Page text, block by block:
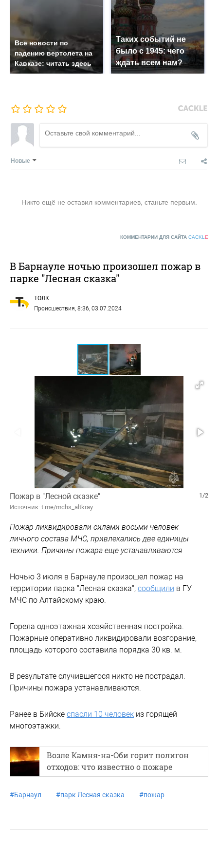
Все новости по
падению вертолета на
Кавказе: читать здесь
Таких событий не
было с 1945: чего
ждать всем нам?
Новые
Никто ещё не оставил комментариев, станьте первым.
КОММЕНТАРИИ ДЛЯ САЙТА CACKL E
В Барнауле ночью произошел пожар в
парке "Лесная сказка"
ТОЛК
Происшествия, 8:36, 03.07.2024
1/2
Пожар в "Лесной сказке"
Источник: t.me/mchs_altkray
Пожар ликвидировали силами восьми человек
личного состава МЧС, привлекались две единицы
техники. Причины пожара еще устанавливаются
Ночью 3 июля в Барнауле произошел пожар на
территории парка "Лесная сказка", сообщили в ГУ
МЧС по Алтайскому краю.
Горела одноэтажная хозяйственная постройка.
Пожарные оперативно ликвидировали возгорание,
площадь которого составила порядка 30 кв. м.
В результате случившегося никто не пострадал.
Причины пожара устанавливаются.
Ранее в Бийске спасли 10 человек из горящей
многоэтажки.
Возле Камня-на-Оби горит полигон
отходов: что известно о пожаре
#Барнаул #парк Лесная сказка #пожар